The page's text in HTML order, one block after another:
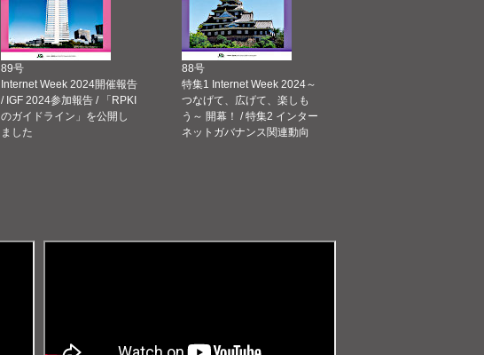
89号
Internet Week 2024開催報告
/ IGF 2024参加報告 / 「RPKI
のガイドライン」を公開し
ました
88号
特集1 Internet Week 2024～
つなげて、広げて、楽しも
う～ 開幕！ / 特集2 インター
ネットガバナンス関連動向